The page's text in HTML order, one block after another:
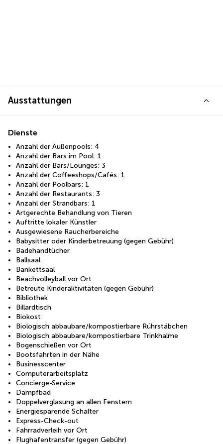
Ausstattungen
Dienste
Anzahl der Außenpools: 4
Anzahl der Bars im Pool: 1
Anzahl der Bars/Lounges: 3
Anzahl der Coffeeshops/Cafés: 1
Anzahl der Poolbars: 1
Anzahl der Restaurants: 3
Anzahl der Strandbars: 1
Artgerechte Behandlung von Tieren
Auftritte lokaler Künstler
Ausgewiesene Raucherbereiche
Babysitter oder Kinderbetreuung (gegen Gebühr)
Badehandtücher
Ballsaal
Bankettsaal
Beachvolleyball vor Ort
Betreute Kinderaktivitäten (gegen Gebühr)
Bibliothek
Billardtisch
Biokost
Biologisch abbaubare/kompostierbare Rührstäbchen
Biologisch abbaubare/kompostierbare Trinkhalme
Bogenschießen vor Ort
Bootsfahrten in der Nähe
Businesscenter
Computerarbeitsplatz
Concierge-Service
Dampfbad
Doppelverglasung an allen Fenstern
Energiesparende Schalter
Express-Check-out
Fahrradverleih vor Ort
Flughafentransfer (gegen Gebühr)